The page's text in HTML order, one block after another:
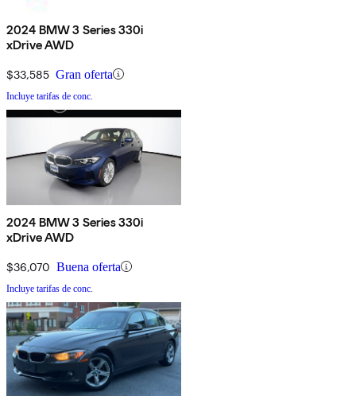
2024 BMW 3 Series 330i
xDrive AWD
$33,585 Gran oferta
Incluye tarifas de conc.
2024 BMW 3 Series 330i
xDrive AWD
$36,070 Buena oferta
Incluye tarifas de conc.